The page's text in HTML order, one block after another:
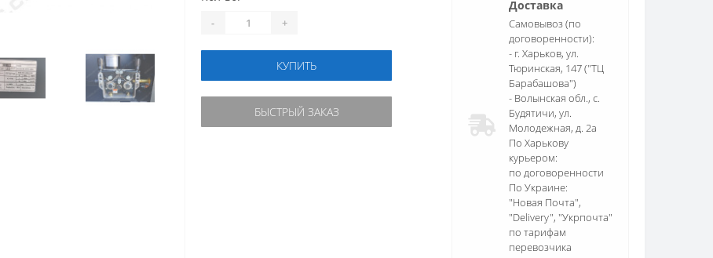
- +
КУПИТЬ
БЫСТРЫЙ ЗАКАЗ
Доставка
Самовывоз (по
договоренности):
- г. Харьков, ул.
Тюринская, 147 ("ТЦ
Барабашова")
- Волынская обл., c.
Будятичи, ул.
Молодежная, д. 2а
По Харькову
курьером:
по договоренности
По Украине:
"Новая Почта",
"Delivery", "Укрпочта"
по тарифам
перевозчика